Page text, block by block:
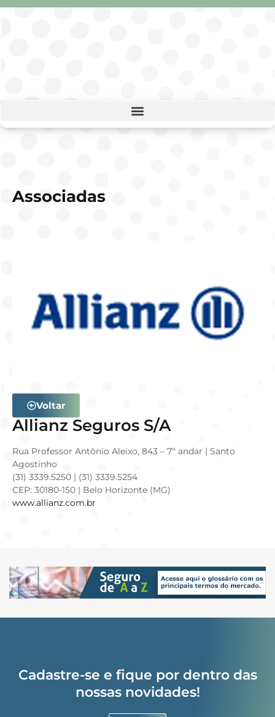
Associadas
Voltar
Allianz Seguros S/A
Rua Professor Antônio Aleixo, 843 – 7º andar | Santo
Agostinho
(31) 3339.5250 | (31) 3339.5254
CEP: 30180-150 | Belo Horizonte (MG)
www.allianz.com.br
Cadastre-se e fique por dentro das
nossas novidades!